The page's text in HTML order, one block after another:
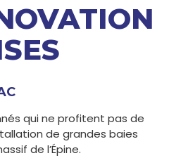
qui ne profitent pas de
de grandes baies
de l’Épine.